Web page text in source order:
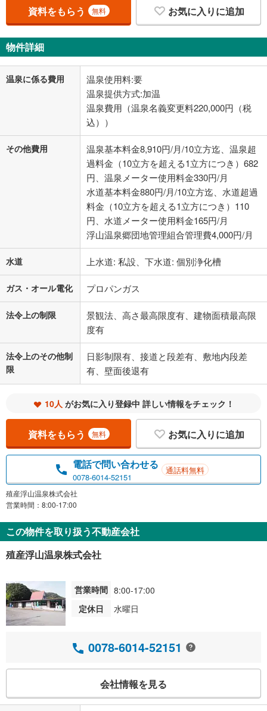
資料をもらう 無料 お気に入りに追加
物件詳細
温泉に係る費用
温泉使用料:要
温泉提供方式:加温
温泉費用（温泉名義変更料220,000円（税
込））
その他費用
温泉基本料金8,910円/月/10立方迄、温泉超
過料金（10立方を超える1立方につき）682
円、温泉メーター使用料金330円/月
水道基本料金880円/月/10立方迄、水道超過
料金（10立方を超える1立方につき）110
円、水道メーター使用料金165円/月
浮山温泉郷団地管理組合管理費4,000円/月
水道 上水道: 私設、下水道: 個別浄化槽
ガス・オール電化 プロパンガス
法令上の制限
景観法、高さ最高限度有、建物面積最高限
度有
法令上のその他制
限
日影制限有、接道と段差有、敷地内段差
有、壁面後退有
10人 がお気に入り登録中 詳しい情報をチェック！
資料をもらう 無料 お気に入りに追加
電話で問い合わせる
0078-6014-52151
通話料無料
殖産浮山温泉株式会社
営業時間：8:00-17:00
この物件を取り扱う不動産会社
殖産浮山温泉株式会社
営業時間 8:00-17:00
定休日
水曜日
0078-6014-52151
会社情報を見る